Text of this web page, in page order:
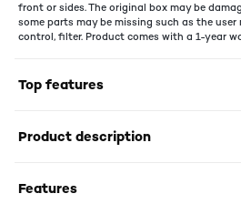
front or sides. The original box may be
some parts may be missing such as the
control, filter. Product comes with a 1-year
Top features
Product description
Features